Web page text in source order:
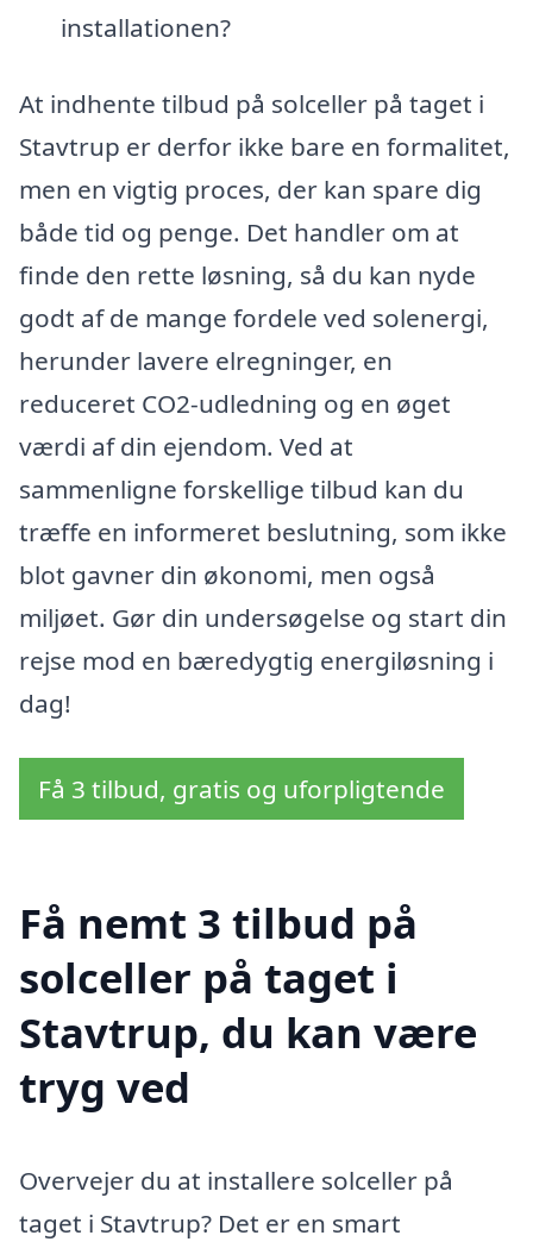
installationen?
At indhente tilbud på solceller på taget i
Stavtrup er derfor ikke bare en formalitet,
men en vigtig proces, der kan spare dig
både tid og penge. Det handler om at
finde den rette løsning, så du kan nyde
godt af de mange fordele ved solenergi,
herunder lavere elregninger, en
reduceret CO2-udledning og en øget
værdi af din ejendom. Ved at
sammenligne forskellige tilbud kan du
træffe en informeret beslutning, som ikke
blot gavner din økonomi, men også
miljøet. Gør din undersøgelse og start din
rejse mod en bæredygtig energiløsning i
dag!
Få 3 tilbud, gratis og uforpligtende
Få nemt 3 tilbud på
solceller på taget i
Stavtrup, du kan være
tryg ved
Overvejer du at installere solceller på
taget i Stavtrup? Det er en smart